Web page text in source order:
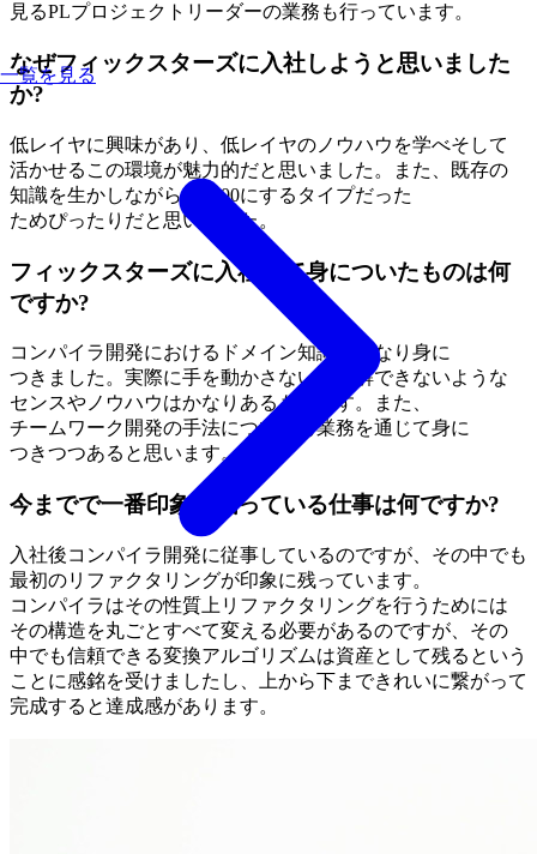
一覧を見る
見るPLプロジェクトリーダーの業務も行っています。
なぜフィックスターズに入社しようと思いました
か?
低レイヤに興味があり、 低レイヤの ノウハウを学べそして
活かせる この環境が魅力的だと 思いました。 また、
既存の
知識を生かしながら1を 100にする タイプだった
ためぴったりだと 思いました。
フィックスターズに入社して身についたものは何
ですか?
コンパイラ開発における ドメイン知識が かなり 身に
つきました。 実際に手を動かさないと
理解できないような
センスや ノウハウはかなり あるものです。
また、
チームワーク開発の手法についても業務を通じて身に
つきつつあると 思います。
今までで一番印象に残っている仕事は何ですか?
入社後コンパイラ開発に従事しているのですが、 その中でも
最初のリファクタリングが印象に残っています。
コンパイラはその性質上リファクタリングを行う ためには
その構造を丸ごとすべて変える必要があるのですが、 その
中でも信頼できる変換アルゴリズムは資産と して残ると いう
ことに感銘を受けましたし、 上から下まできれいに繋がって
完成すると達成感があります。